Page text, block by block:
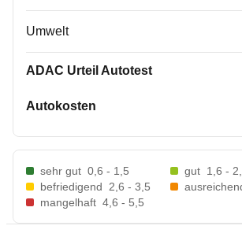
Umwelt
ADAC Urteil Autotest
Autokosten
sehr gut 0,6 - 1,5 gut 1,6 -
befriedigend
2,6 - 3,5
mangelhaft 4,6 - 5,5